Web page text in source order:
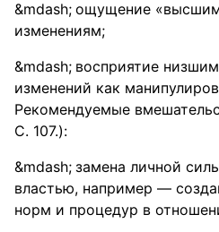
ощущение
изменениям;
восприятие
изменений как
Рекомендуемые
С. 107.):
замена личной
властью, например —
норм и процедур в